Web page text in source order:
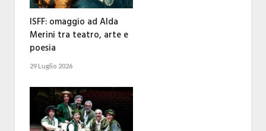
ISFF: omaggio ad Alda
Merini tra teatro, arte e
poesia
29 Luglio 2026